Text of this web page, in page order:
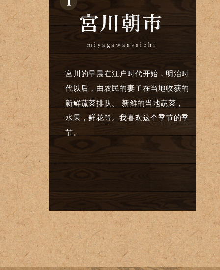
宮川的早晨在江户时代开始，明治时
代以后，由农民的妻子在当地收获的
新鲜蔬菜排队。 新鲜的当地蔬菜，
水果，鲜花等。我喜欢这个季节的季
节。